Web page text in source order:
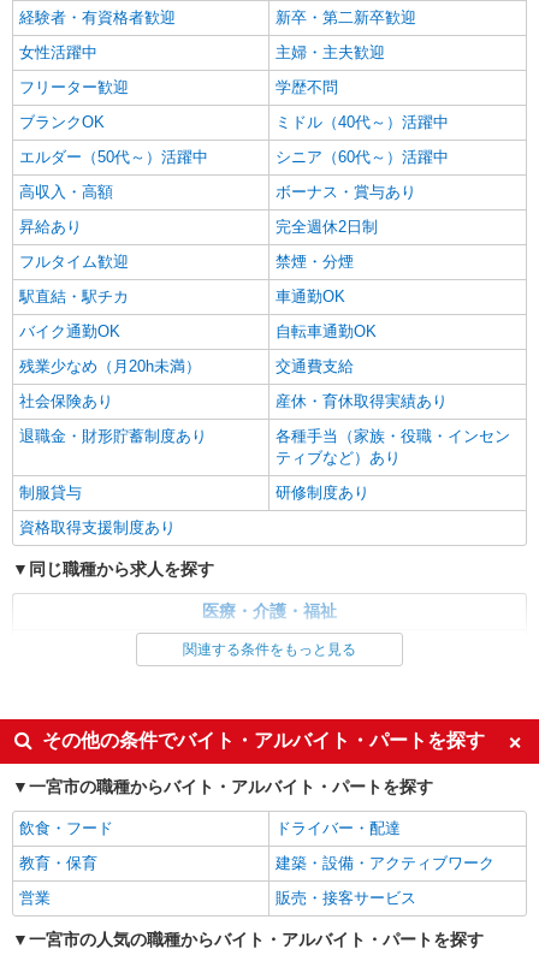
キープ
派遣社員
株式会社kotrio /●NG-H-2029857
日収1.2万円〜可★「とにかく収入重視!」が叶
う高時給の有料住宅
時給1500円〜2125円 ＜日払い有/週払い有/交
通費全支給(ガソリン代含む)＞
キープ 詳細を見る
経験者・有資格者歓迎
新卒・第二新卒歓迎
女性活躍中
主婦・主夫歓迎
フリーター歓迎
学歴不問
ブランクOK
ミドル（40代～）活躍中
エルダー（50代～）活躍中
シニア（60代～）活躍中
高収入・高額
ボーナス・賞与あり
昇給あり
完全週休2日制
フルタイム歓迎
禁煙・分煙
駅直結・駅チカ
車通勤OK
バイク通勤OK
自転車通勤OK
残業少なめ（月20h未満）
交通費支給
社会保険あり
産休・育休取得実績あり
退職金・財形貯蓄制度あり
各種手当（家族・役職・インセン
ティブなど）あり
制服貸与
研修制度あり
資格取得支援制度あり
同じ職種から求人を探す
医療・介護・福祉
未経験歓迎
ミドル（40代～）活躍中
ボーナス・賞与あり
車通勤OK
交通費支給
社会保険あり
産休・育休取得実績あり
関連する条件をもっと見る
その他の条件でバイト・アルバイト・パートを探す
一宮市の職種からバイト・アルバイト・パートを探す
飲食・フード
ドライバー・配達
教育・保育
建築・設備・アクティブワーク
営業
販売・接客サービス
一宮市の人気の職種からバイト・アルバイト・パートを探す